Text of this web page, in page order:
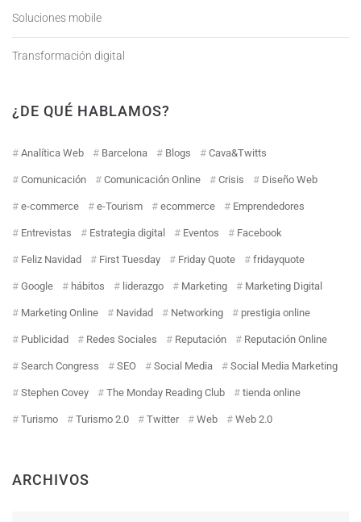
Soluciones mobile
Transformación digital
¿DE QUÉ HABLAMOS?
Analítica Web Barcelona Blogs Cava&Twitts
Comunicación Comunicación Online Crisis Diseño Web
e-commerce e-Tourism ecommerce Emprendedores
Entrevistas Estrategia digital Eventos Facebook
Feliz Navidad First Tuesday Friday Quote fridayquote
Google hábitos liderazgo Marketing Marketing Digital
Marketing Online Navidad Networking prestigia online
Publicidad Redes Sociales Reputación Reputación Online
Search Congress SEO Social Media Social Media Marketing
Stephen Covey The Monday Reading Club tienda online
Turismo Turismo 2.0 Twitter Web Web 2.0
ARCHIVOS